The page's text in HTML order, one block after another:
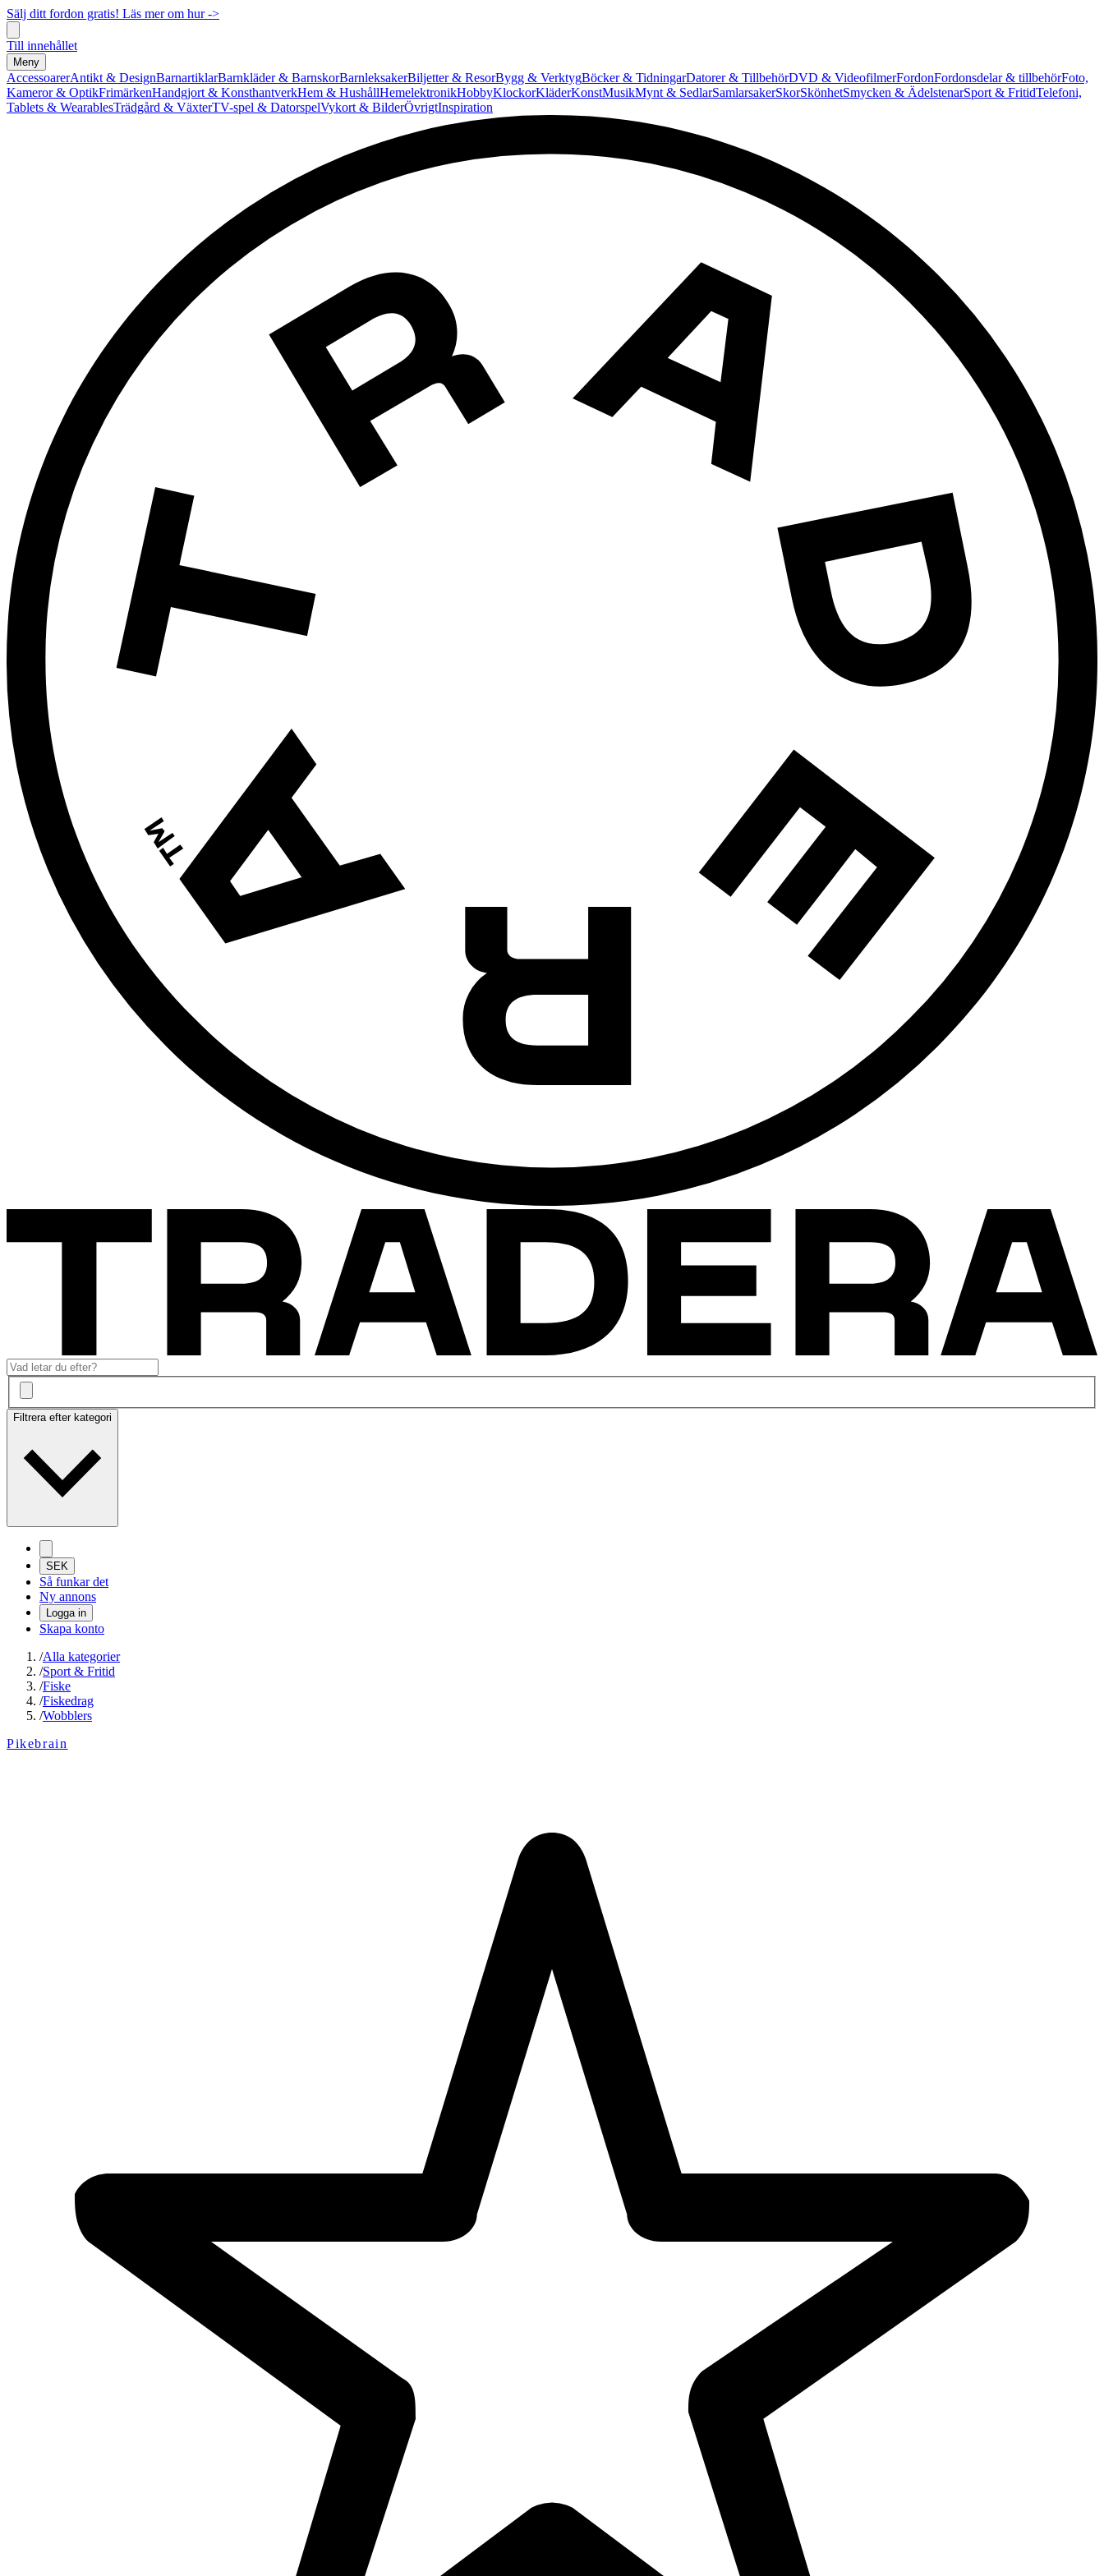
Sälj ditt fordon gratis! Läs mer om hur ->
Till innehållet
Meny
AccessoarerAntikt & DesignBarnartiklarBarnkläder & BarnskorBarnleksakerBiljetter & ResorBygg & VerktygBöcker & TidningarDatorer & TillbehörDVD & VideofilmerFordonFordonsdelar & tillbehörFoto,
Kameror & OptikFrimärkenHandgjort & KonsthantverkHem & HushållHemelektronikHobbyKlockorKläderKonstMusikMynt & SedlarSamlarsakerSkorSkönhetSmycken & ÄdelstenarSport & FritidTelefoni,
Tablets & WearablesTrädgård & VäxterTV-spel & DatorspelVykort & BilderÖvrigtInspiration
Filtrera efter kategori
SEK
Så funkar det
Ny annons
Logga in
Skapa konto
/Alla kategorier
/Sport & Fritid
/Fiske
/Fiskedrag
/Wobblers
Pikebrain